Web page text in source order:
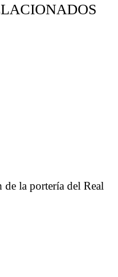
la portería del Real